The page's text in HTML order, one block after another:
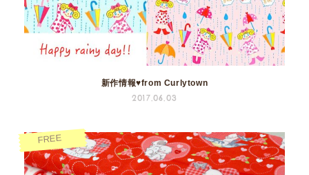
新作情報♥from Curlytown
2017.06.03
FREE